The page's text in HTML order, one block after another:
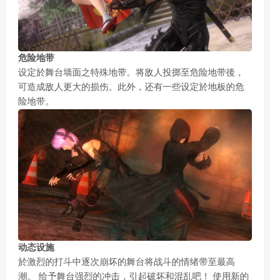
危险地带
设定於舞台墙面之特殊地带。将敌人投掷至危险地带後，
可造成敌人更大的损伤。此外，还有一些设定於地板的危
险地带。
动态设施
於激烈的打斗中逐次崩坏的舞台将战斗的情绪带至最高
潮。 给予舞台强烈的冲击，引起破坏和混乱吧！ 使用新的